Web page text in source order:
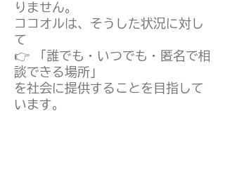
りません。
ココオルは、そうした状況に対し
て
👉 「誰でも・いつでも・匿名で相
談できる場所」
を社会に提供することを目指して
います。